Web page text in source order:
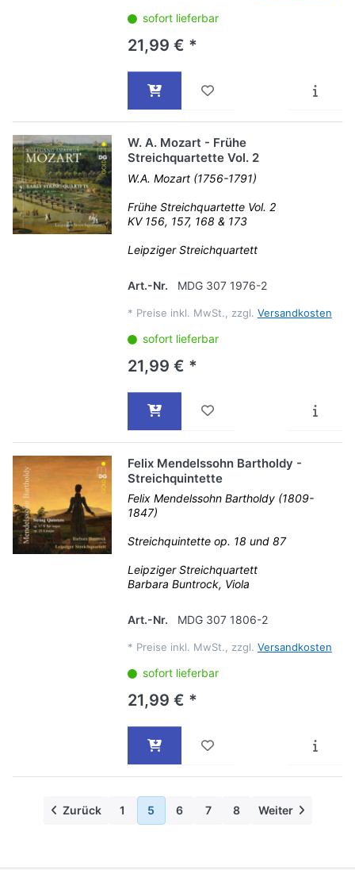
sofort lieferbar
21,99 € *
W. A. Mozart - Frühe
Streichquartette Vol. 2
W.A. Mozart (1756-1791)
Frühe Streichquartette Vol. 2
KV 156, 157, 168 & 173
Leipziger Streichquartett
Art.-Nr. MDG 307 1976-2
* Preise inkl. MwSt., zzgl. Versandkosten
sofort lieferbar
21,99 € *
Felix Mendelssohn Bartholdy -
Streichquintette
Felix Mendelssohn Bartholdy (1809-
1847)
Streichquintette op. 18 und 87
Leipziger Streichquartett
Barbara Buntrock, Viola
Art.-Nr. MDG 307 1806-2
* Preise inkl. MwSt., zzgl. Versandkosten
sofort lieferbar
21,99 € *
Zurück 1 5 6 7 8 Weiter